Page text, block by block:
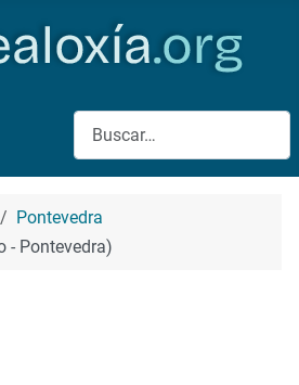
Buscar
Pontevedra
- Pontevedra)